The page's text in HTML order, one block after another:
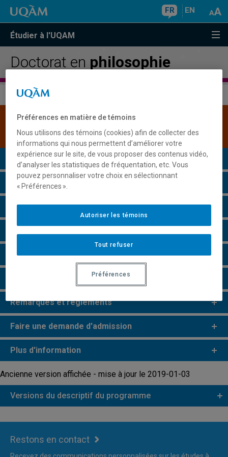
FR EN
Étudier à l'UQAM
Doctorat en philosophie
Une version plus récente de ce programme est
disponible.Cliquez ici pour la consulter.
Présentation du programme
Conditions d'admission
Cours à suivre et horaires
Perspectives professionnelles
Champs de recherche
Remarques et règlements
Faire une demande d'admission
Plus d'information
Ancienne version affichée - mise à jour le 2019-01-03
Versions du descriptif du programme
Restons en contact
Préférences en matière de témoins
Nous utilisons des témoins (cookies) afin de collecter des
informations qui nous permettent d’améliorer votre
expérience sur le site, de vous proposer des contenus vidéo,
d’analyser les statistiques de fréquentation, etc. Vous
pouvez personnaliser votre choix en sélectionnant
« Préférences ».
Tout refuser
Autoriser les témoins
Préférences